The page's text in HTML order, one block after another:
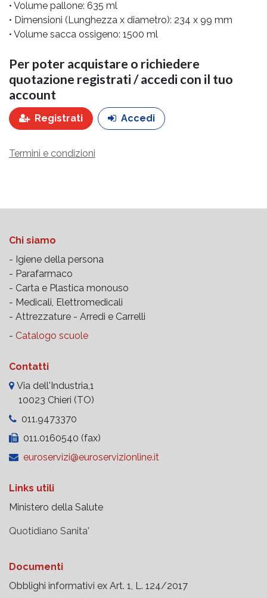
• Volume pallone: 635 ml
• Dimensioni (Lunghezza x diametro): 234 x 99 mm
• Volume sacca ossigeno: 1500 ml
Per poter acquistare o richiedere
quotazione registrati / accedi con il tuo
account
Registrati Accedi
Termini e condizioni
Chi siamo
- Igiene della persona
- Parafarmaco
- Carta e Plastica monouso
- Medicali, Elettromedicali
- Attrezzature - Arredi e Carrelli
- Catalogo scuole
Contatti
Via dell'Industria,1
10023 Chieri (TO)
011.9473370
011.0160540 (fax)
euroservizi@euroservizionline.it
Links utili
Ministero della Salute
Quotidiano Sanita'
Documenti
Obblighi informativi ex Art. 1, L. 124/2017